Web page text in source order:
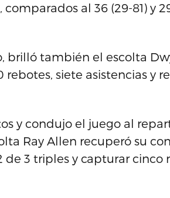
al 36 (29-81) y
brilló también el escolta
siete asistencias y
y condujo el juego al
Ray Allen recuperó su
de 3 triples y capturar cinco